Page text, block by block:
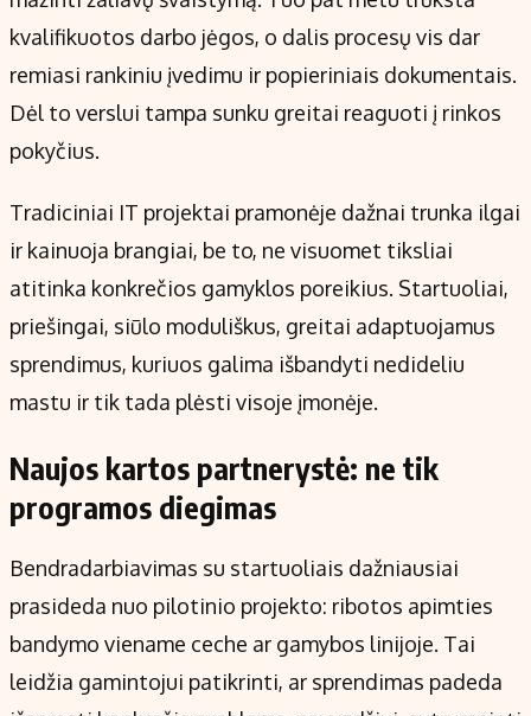
kvalifikuotos darbo jėgos, o dalis procesų vis dar
remiasi rankiniu įvedimu ir popieriniais dokumentais.
Dėl to verslui tampa sunku greitai reaguoti į rinkos
pokyčius.
Tradiciniai IT projektai pramonėje dažnai trunka ilgai
ir kainuoja brangiai, be to, ne visuomet tiksliai
atitinka konkrečios gamyklos poreikius. Startuoliai,
priešingai, siūlo moduliškus, greitai adaptuojamus
sprendimus, kuriuos galima išbandyti nedideliu
mastu ir tik tada plėsti visoje įmonėje.
Naujos kartos partnerystė: ne tik
programos diegimas
Bendradarbiavimas su startuoliais dažniausiai
prasideda nuo pilotinio projekto: ribotos apimties
bandymo viename ceche ar gamybos linijoje. Tai
leidžia gamintojui patikrinti, ar sprendimas padeda